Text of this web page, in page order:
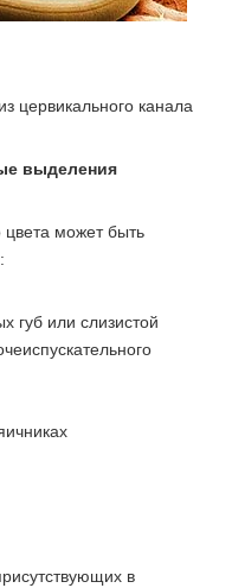
цервикального канала
выделения
может быть
губ или слизистой
в